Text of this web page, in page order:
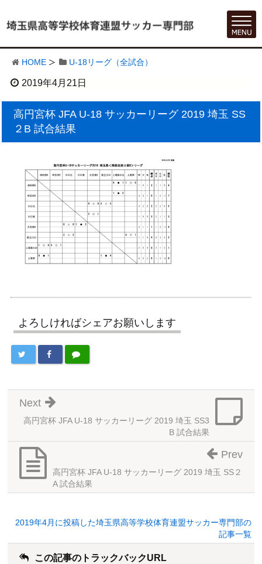
HOME U-18リーグ（全試合）
2019年4月21日
高円宮杯 JFA U-18 サッカーリーグ 2019 埼玉 SS
２B 試合結果
よろしければシェアお願いします
高円宮杯 JFA U-18 サッカーリーグ 2019 埼玉 SS3
B 試合結果
Next
高円宮杯 JFA U-18 サッカーリーグ 2019 埼玉 SS２
A 試合結果
Prev
2019年4月に投稿した埼玉県高等学校体育連盟サッカー専門部の
記事一覧
この記事のトラックバックURL